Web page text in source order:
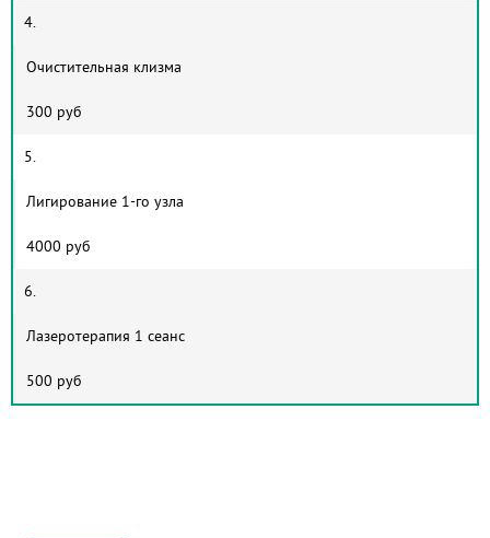
4.
Очистительная клизма
300 руб
5.
Лигирование 1-го узла
4000 руб
6.
Лазеротерапия 1 сеанс
500 руб